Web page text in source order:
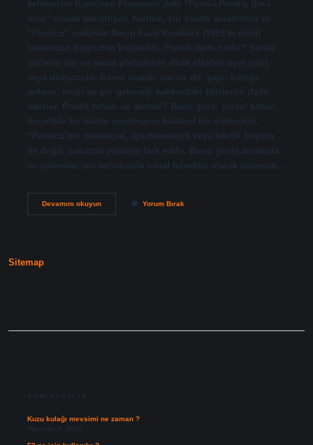
kelimesini Kamûsen Franssevî’deki “Fenn-i-Poetry, ilm-i
aruz” olarak tanımlıyor. Kelime, şiir sanatı anlamında ve
“Poetica” şeklinde Necip Fazil Kısakürk (1983’te öldü)
tarafından doğrudan kullanıldı. Poetik ifade nedir? Şiirler
şiirlerin şiir ve sanat görüşlerini ifade ettikleri ayet (şiir)
veya düzyazıdır. Genel olarak, şairler dil, yapı, içeriği,
anlamı, imajı ve şiir geleneği hakkındaki fikirlerini ifade
ederler. Poetik tutum ne demek? Buna göre, şiirsel tutum
öncelikle bir kültür yaratmanın kültürel bir üretimidir.
“Poetica’nın mantıksal, epistemolojik veya teknik boyutu
ile değil, sanatsal yönüyle fark edilir. Bunu geniş anlamda
ve yakından şiir anlamında sanat felsefesi olarak anlamak…
Devamını okuyunPoetik
Yorum Bırak
Sitemap
SON YAZILAR
Kuzu kulağı mevsimi ne zaman ?
Ağustos 8, 2026